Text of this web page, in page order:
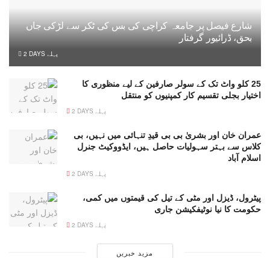
شارع فیصل پر جامعہ کراچی کی بس کی ٹکر سے لڑکی جاں
بحق، ڈرائیور گرفتار
2 DAYS پہلے
25 کلو واٹ تک کے سولر صارفین کے لیے منظوری کا
اختیار بجلی تقسیم کار کمپنیوں کو منتقل
2 DAYS پہلے
عمران خان اور بشریٰ بی بی قیدِ تنہائی میں نہیں، بی
کلاس سے بہتر سہولیات حاصل ہیں، ایڈووکیٹ جنرل
اسلام آباد
2 DAYS پہلے
پیٹرول، ڈیزل اور مٹی کے تیل کی قیمتوں میں کمی،
حکومت کا نیا نوٹیفکیشن جاری
2 DAYS پہلے
مزید خبریں